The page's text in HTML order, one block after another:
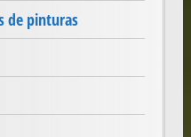
de pinturas